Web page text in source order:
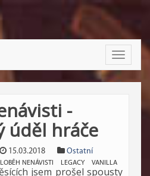
Toggle
-
úděl hráče
15.03.2018 Ostatní
NENÁVISTI LEGACY VANILLA
jsem prošel spousty